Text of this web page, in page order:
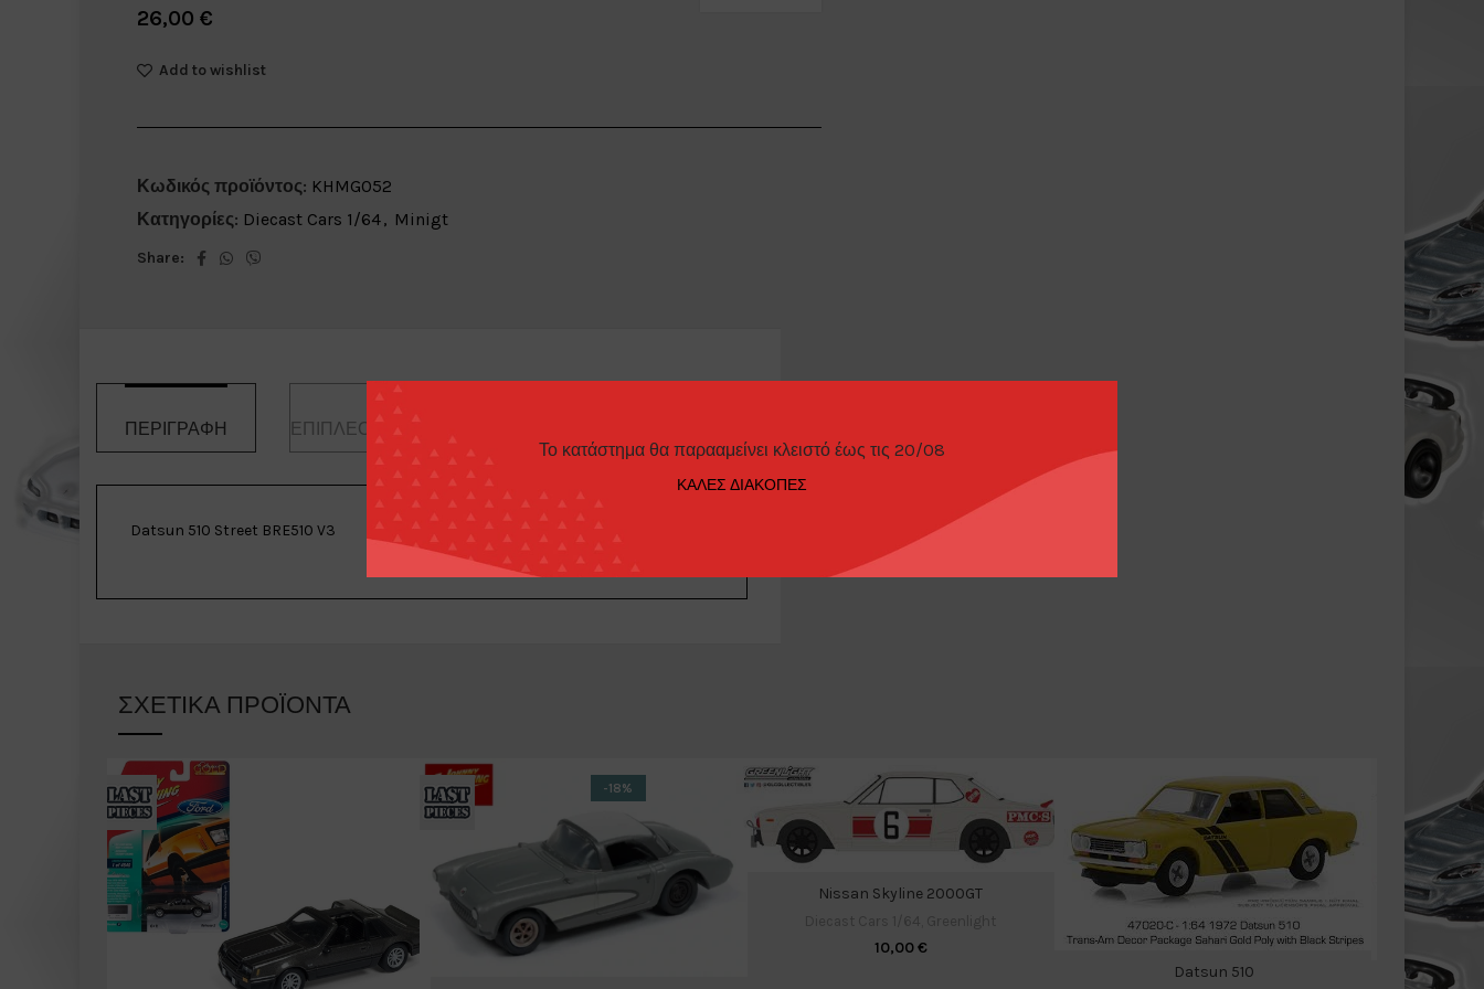
Το κατάστημα θα παρααμείνει κλειστό έως τις 20/08
ΚΑΛΕΣ ΔΙΑΚΟΠΕΣ
26,00 €
Add to wishlist
Κωδικός προϊόντος: KHMG052
Κατηγορίες: Diecast Cars 1/64, Minigt
Share:
ΠΕΡΙΓΡΑΦΉ ΕΠΙΠΛΈΟΝ ΠΛΗΡΟΦΟΡΊΕΣ
Datsun 510 Street BRE510 V3
ΣΧΕΤΙΚΆ ΠΡΟΪΌΝΤΑ
-18%
Nissan Skyline 2000GT
10,00€
Datsun 510